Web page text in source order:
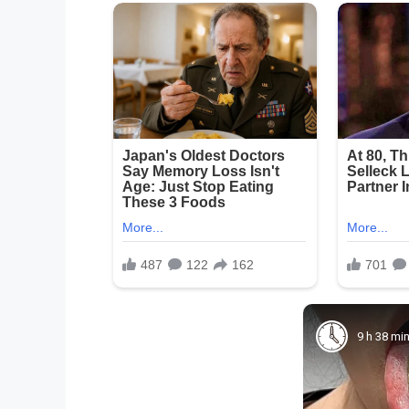
9 h 38 min